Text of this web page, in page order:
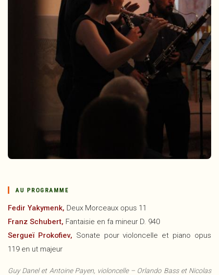
AU PROGRAMME
Fedir Yakymenk, Deux Morceaux opus 11
Franz Schubert, Fantaisie en fa mineur D. 940
Sergueï Prokofiev, Sonate pour violoncelle et piano opus
119 en ut majeur
Guy Danel et Antoine Payen, violoncelle – Orlando Bass et Nicolas